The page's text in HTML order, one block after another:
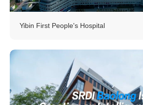
Yibin First People's Hospital